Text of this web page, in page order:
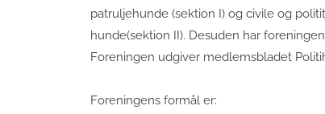
patruljehunde (sektion I) og civile og
hunde(sektion II). Desuden har
Foreningen udgiver medlemsbladet
Foreningens formål er: